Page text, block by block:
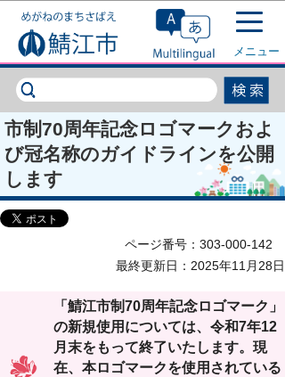
このページの本文へ移動
メニュー
市制70周年記念ロゴマークおよ
び冠名称のガイドラインを公開
します
ページ番号：303-000-142
最終更新日：2025年11月28日
「鯖江市制70周年記念ロゴマーク」
の新規使用については、令和7年12
月末をもって終了いたします。現
在、本ロゴマークを使用されている